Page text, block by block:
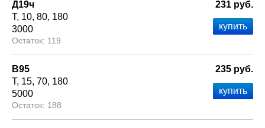
Д19ч
Т 10 80 180
3000
119
231 руб.
В95
Т 15 70 180
5000
188
235 руб.